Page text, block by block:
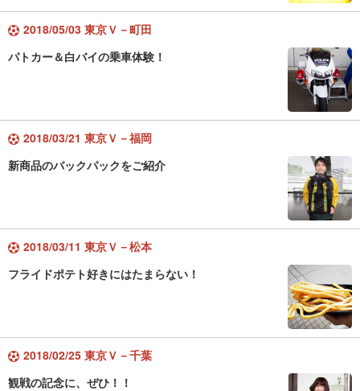
2018/05/03 東京Ｖ－町田
パトカー＆白バイの乗車体験！
2018/03/21 東京Ｖ－福岡
新商品のバックパックをご紹介
2018/03/11 東京Ｖ－松本
フライドポテト好きにはたまらない！
2018/02/25 東京Ｖ－千葉
観戦の記念に、ぜひ！！